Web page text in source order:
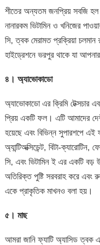
শীতের অন্যতম জনপ্রিয় সবজি হল
নানারকম ভিটামিন ও খনিজের
সি, ত্বক মেরামত প্রক্রিয়া চলমান
হাইড্রেশনে ভরপুর থাকে যা
৪। অ্যাভোকাডো
অ্যাভোকাডো এর ক্রিমি টেক্সচার
প্রিয় একটি ফল। এটি আমাদের
হয়েছে এবং বিভিন্ন সুপারশপে
অ্যান্টিঅক্সিডেন্ট, বিটা-
সি, এবং ভিটামিন ই এর একটি
অতিরিক্ত পুষ্টি সরবরাহ করে এবং
একে প্রাকৃতিক মাখনও বলা হয়।
৫। মাছ
আমরা জানি ফ্যাটি অ্যাসিড ত্বক